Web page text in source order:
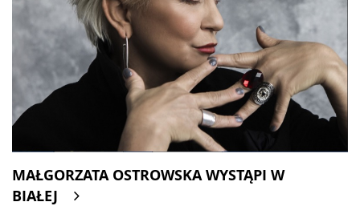
MAŁGORZATA OSTROWSKA WYSTĄPI W
BIAŁEJ